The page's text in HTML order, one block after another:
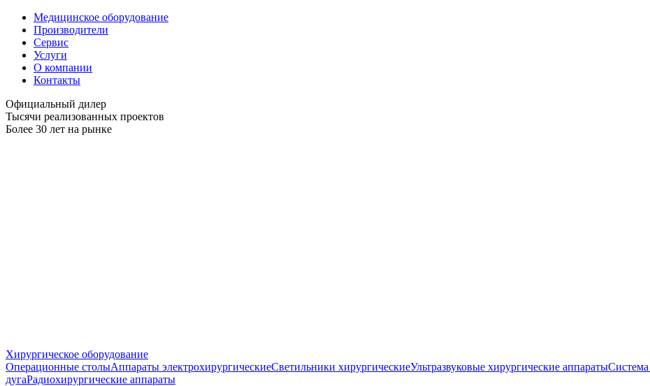
Медицинское оборудование
Производители
Сервис
Услуги
О компании
Контакты
Официальный дилер
Тысячи реализованных проектов
Более 30 лет на рынке
Хирургическое оборудование
Операционные столыАппараты электрохирургическиеСветильники хирургическиеУльтразвуковые хирургические аппараты
дугаРадиохирургические аппараты